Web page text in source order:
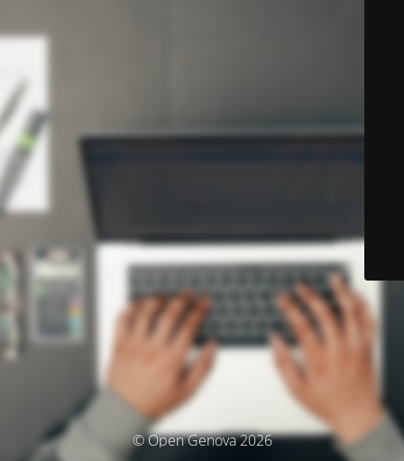
© Open Genova 2026